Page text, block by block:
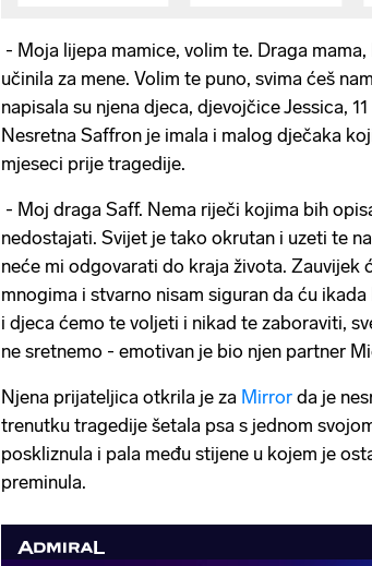
- Moja lijepa mamice, volim te. Draga mama,
učinila za mene. Volim te puno, svima ćeš
napisala su njena djeca, djevojčice Jessica, 11
Nesretna Saffron je imala i malog dječaka
mjeseci prije tragedije.
- Moj draga Saff. Nema riječi kojima bih
nedostajati. Svijet je tako okrutan i uzeti te
neće mi odgovarati do kraja života. Zauvijek
mnogima i stvarno nisam siguran da ću
i djeca ćemo te voljeti i nikad te zaboraviti,
ne sretnemo - emotivan je bio njen partner
Njena prijateljica otkrila je za Mirror da je
trenutku tragedije šetala psa s jednom
poskliznula i pala među stijene u kojem je
preminula.